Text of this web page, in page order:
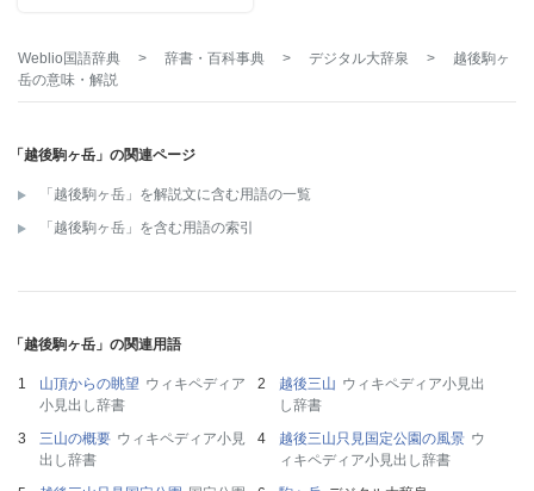
Weblio国語辞典 > 辞書・百科事典 > デジタル大辞泉 >
越後駒ヶ
岳の意味・解説
「越後駒ヶ岳」の関連ページ
「越後駒ヶ岳」を解説文に含む用語の一覧
「越後駒ヶ岳」を含む用語の索引
「越後駒ヶ岳」の関連用語
山頂からの眺望 ウィキペディア
小見出し辞書
越後三山 ウィキペディア小見出
し辞書
三山の概要 ウィキペディア小見
出し辞書
越後三山只見国定公園の風景 ウ
ィキペディア小見出し辞書